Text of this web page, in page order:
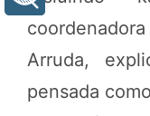
Arruda,
pensada